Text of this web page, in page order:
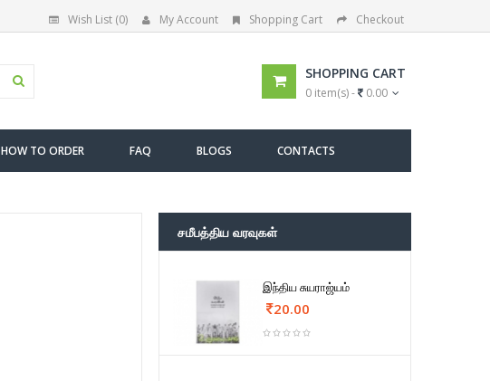
Wish List (0) My Account Shopping Cart Checkout
SHOPPING CART
0 item(s) - 0.00
HOW TO ORDER FAQ BLOGS CONTACTS
சமீபத்திய வரவுகள்
இந்திய சுயராஜ்யம்
20.00